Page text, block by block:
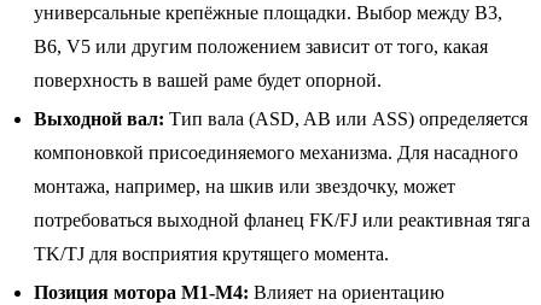
универсальные крепёжные площадки. Выбор между B3,
B6, V5 или другим положением зависит от того, какая
поверхность в вашей раме будет опорной.
Выходной вал: Тип вала (ASD, AB или ASS) определяется
компоновкой присоединяемого механизма. Для насадного
монтажа, например, на шкив или звездочку, может
потребоваться выходной фланец FK/FJ или реактивная тяга
TK/TJ для восприятия крутящего момента.
Позиция мотора M1-M4: Влияет на ориентацию